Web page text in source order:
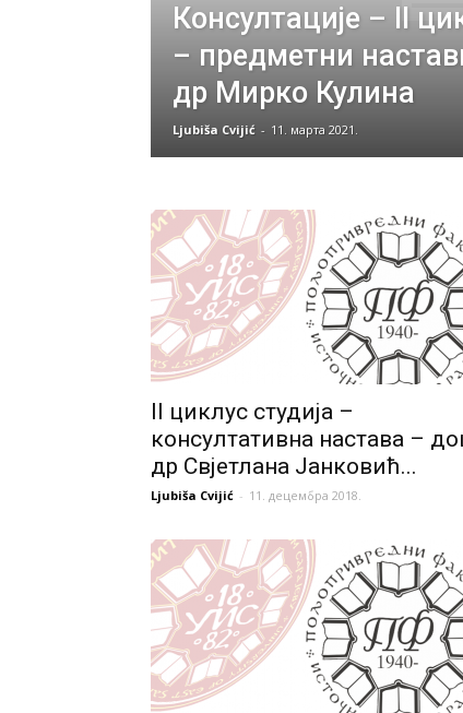
Консултације – II
– предметни
др Мирко Кулина
Ljubiša Cvijić - 11. марта 2021.
II циклус студија –
консултативна настава –
др Свјетлана Јанковић...
Ljubiša Cvijić - 11. децембра 2018.